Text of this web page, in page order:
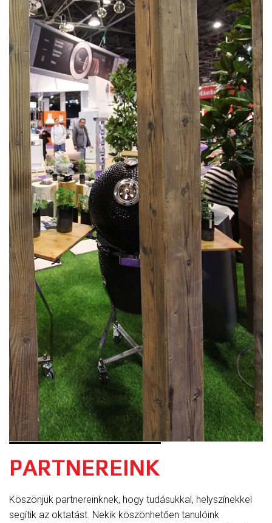
PARTNEREINK
Köszönjük partnereinknek, hogy tudásukkal, helyszínekkel
segítik az oktatást. Nekik köszönhetően tanulóink